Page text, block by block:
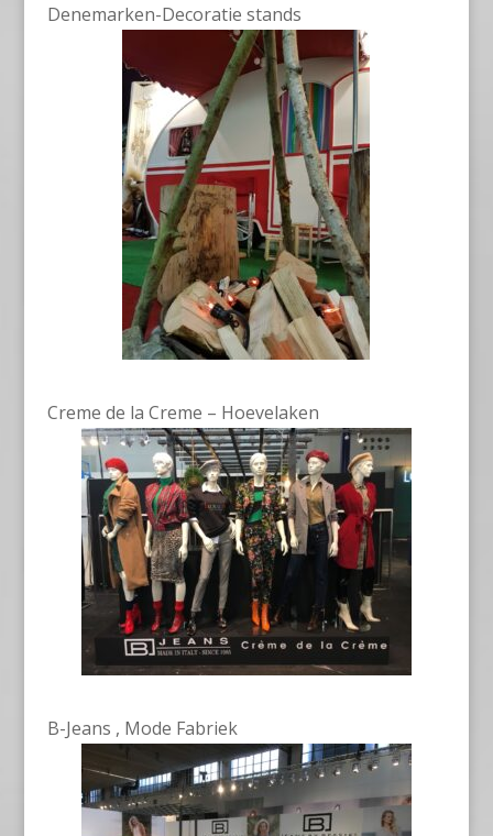
Denemarken-Decoratie stands
Creme de la Creme – Hoevelaken
B-Jeans , Mode Fabriek